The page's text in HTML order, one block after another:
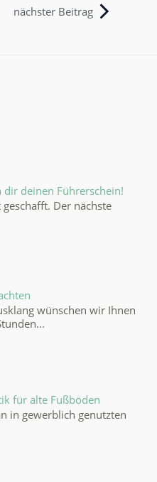
nächster Beitrag
dir deinen Führerschein!
geschafft. Der nächste
wünschen wir Ihnen
für alte Fußböden
in gewerblich genutzten